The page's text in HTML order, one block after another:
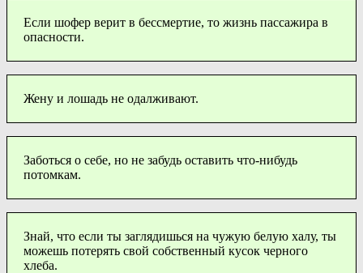
Если шофер верит в бессмертие, то жизнь пассажира в
опасности.
Жену и лошадь не одалживают.
Заботься о себе, но не забудь оставить что-нибудь
потомкам.
Знай, что если ты заглядишься на чужую белую халу, ты
можешь потерять свой собственный кусок черного
хлеба.